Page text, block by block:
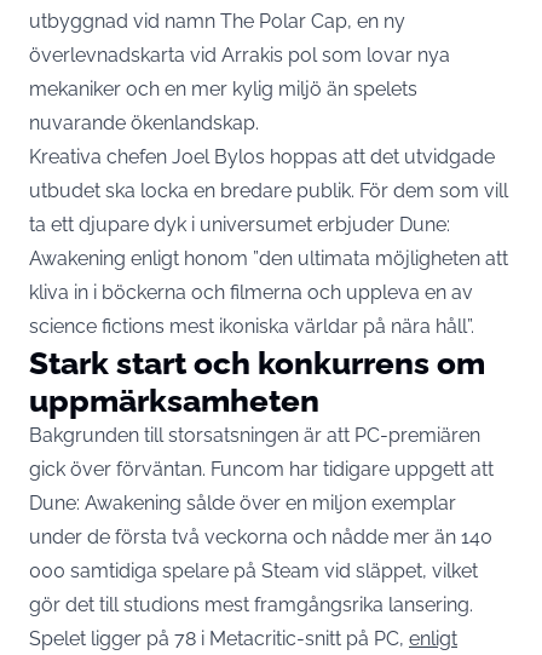
utbyggnad vid namn The Polar Cap, en ny
överlevnadskarta vid Arrakis pol som lovar nya
mekaniker och en mer kylig miljö än spelets
nuvarande ökenlandskap.
Kreativa chefen Joel Bylos hoppas att det utvidgade
utbudet ska locka en bredare publik. För dem som vill
ta ett djupare dyk i universumet erbjuder Dune:
Awakening enligt honom ”den ultimata möjligheten att
kliva in i böckerna och filmerna och uppleva en av
science fictions mest ikoniska världar på nära håll”.
Stark start och konkurrens om
uppmärksamheten
Bakgrunden till storsatsningen är att PC-premiären
gick över förväntan. Funcom har tidigare uppgett att
Dune: Awakening sålde över en miljon exemplar
under de första två veckorna och nådde mer än 140
000 samtidiga spelare på Steam vid släppet, vilket
gör det till studions mest framgångsrika lansering.
Spelet ligger på 78 i Metacritic-snitt på PC, enligt